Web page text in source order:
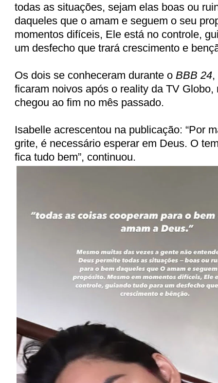
todas as situações, sejam elas boas ou
daqueles que o amam e seguem o seu
momentos difíceis, Ele está no controle,
um desfecho que trará crescimento e
Os dois se conheceram durante o BBB 24
ficaram noivos após o reality da TV Globo,
chegou ao fim no mês passado.
Isabelle acrescentou na publicação: “Por
grite, é necessário esperar em Deus. O
fica tudo bem”, continuou.